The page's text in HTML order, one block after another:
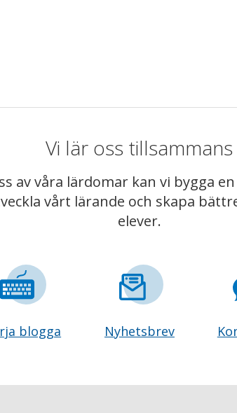
Vi lär oss tillsammans
av våra lärdomar kan vi bygga
vårt lärande och skapa
elever.
blogga Nyhetsbrev